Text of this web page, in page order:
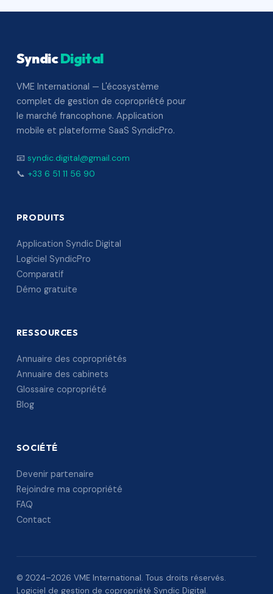
SyndicDigital
VME International — L'écosystème
complet de gestion de copropriété pour
le marché francophone. Application
mobile et plateforme SaaS SyndicPro.
📧 syndic.digital@gmail.com
📞 +33 6 51 11 56 90
PRODUITS
Application Syndic Digital
Logiciel SyndicPro
Comparatif
Démo gratuite
RESSOURCES
Annuaire des copropriétés
Annuaire des cabinets
Glossaire copropriété
Blog
SOCIÉTÉ
Devenir partenaire
Rejoindre ma copropriété
FAQ
Contact
© 2024–2026 VME International. Tous droits réservés.
Logiciel de gestion de copropriété Syndic Digital.